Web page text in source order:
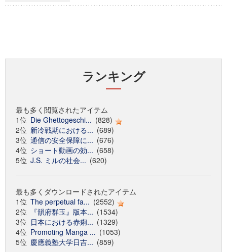
ランキング
最も多く閲覧されたアイテム
1位 Die Ghettogeschi... (828)
2位 新冷戦期における... (689)
3位 通信の安全保障に... (676)
4位 ショート動画の効... (658)
5位 J.S. ミルの社会... (620)
最も多くダウンロードされたアイテム
1位 The perpetual fa... (2552)
2位
『韻府群玉』版本... (1534)
3位 日本における赤痢... (1329)
4位 Promoting Manga ... (1053)
5位 慶應義塾大学日吉... (859)